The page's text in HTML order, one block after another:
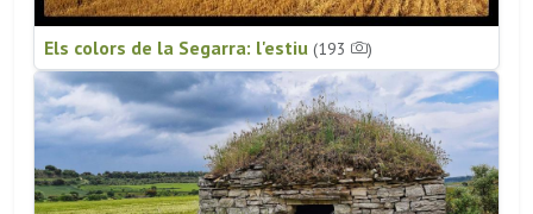
Els colors de la Segarra: l'estiu (193 )